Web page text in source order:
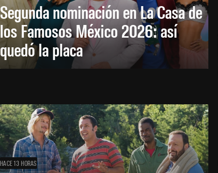
Segunda nominación en La Casa de
los Famosos México 2026: así
quedó la placa
HACE 13 HORAS